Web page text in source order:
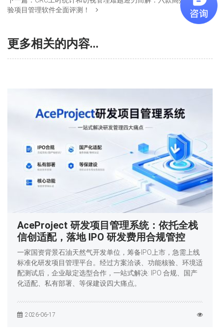
验项目管理软件全面评测！
更多相关的内容...
AceProject 研发项目管理系统：依托全栈
信创适配，落地 IPO 研发费用合规管控
一家国资背景石油天然气开发单位，筹备IPO上市，急需上线
标准化研发项目管理平台。经过方案洽谈、功能核验、环境适
配测试后，企业敲定选型合作，一站式解决: IPO 合规、国产
化适配、私有部署、等保建设四大痛点。
2026-06-17